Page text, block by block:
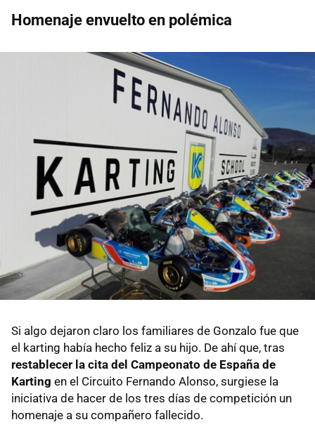
Homenaje envuelto en polémica
Si algo dejaron claro los familiares de Gonzalo fue que
el karting había hecho feliz a su hijo. De ahí que, tras
restablecer la cita del Campeonato de España de
Karting en el Circuito Fernando Alonso, surgiese la
iniciativa de hacer de los tres días de competición un
homenaje a su compañero fallecido.